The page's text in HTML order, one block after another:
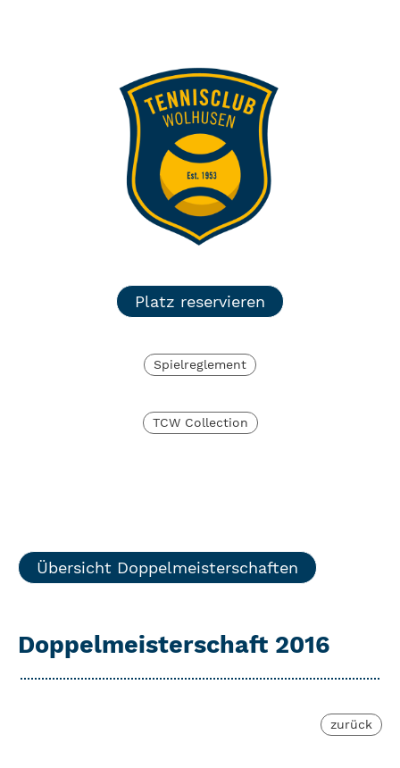
Platz reservieren
Spielreglement
TCW Collection
Übersicht Doppelmeisterschaften
Doppelmeisterschaft 2016
zurück